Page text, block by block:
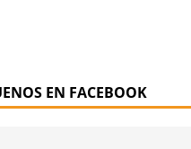
EN FACEBOOK